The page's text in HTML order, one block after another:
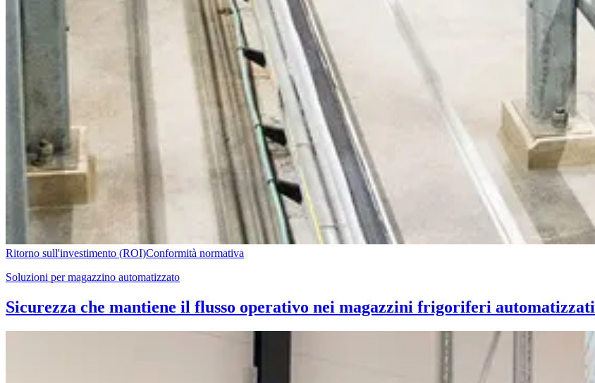
Ritorno sull'investimento (ROI)Conformità normativa
Soluzioni per magazzino automatizzato
Sicurezza che mantiene il flusso operativo nei magazzini frigoriferi automatizzati